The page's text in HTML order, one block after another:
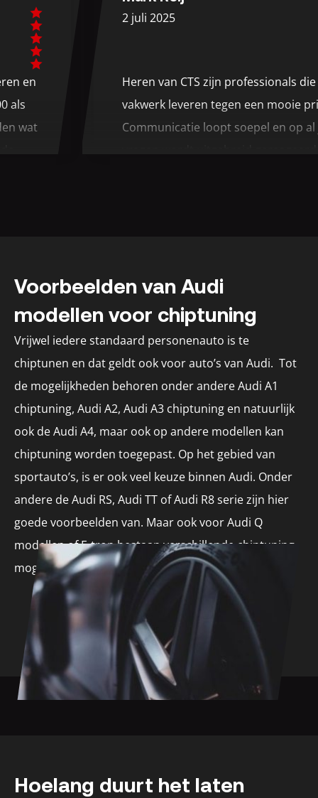
het koppel
Resultaat van
compleet
De auto trekt
Een aantal
CTS mij
Bij aanschaf
en vond ik de
de minste
automaat
enigszins
...
2 juli 2025
Heren van CTS zijn
vakwerk leveren tegen een
Communicatie loopt soepel
het eindresultaat!
Heren, nogmaals super
en
500 als
vinden wat
snel
door super
Voorbeelden van Audi
modellen voor chiptuning
Vrijwel iedere standaard personenauto is te
chiptunen en dat geldt ook voor auto’s van Audi. Tot
de mogelijkheden behoren onder andere Audi A1
chiptuning, Audi A2, Audi A3 chiptuning en natuurlijk
ook de Audi A4, maar ook op andere modellen kan
chiptuning worden toegepast. Op het gebied van
sportauto’s, is er ook veel keuze binnen Audi. Onder
andere de Audi RS, Audi TT of Audi R8 serie zijn hier
goede voorbeelden van. Maar ook voor Audi Q
modellen of E-tron bestaan verschillende chiptuning
mogelijkheden.
Hoelang duurt het laten